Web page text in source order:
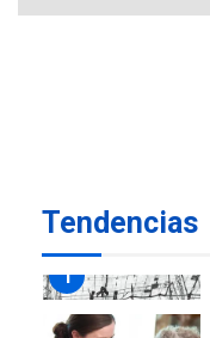
Tendencias
2